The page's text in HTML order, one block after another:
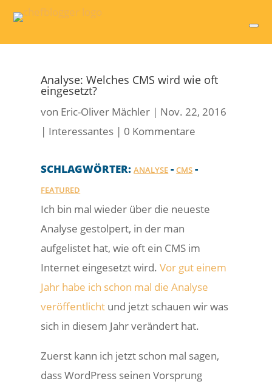
Analyse: Welches CMS wird wie oft
eingesetzt?
von Eric-Oliver Mächler | Nov. 22, 2016
| Interessantes | 0 Kommentare
SCHLAGWÖRTER:ANALYSE -CMS -
FEATURED
Ich bin mal wieder über die neueste
Analyse gestolpert, in der man
aufgelistet hat, wie oft ein CMS im
Internet eingesetzt wird.Vor gut einem
Jahr habe ich schon mal die Analyse
veröffentlicht und jetzt schauen wir was
sich in diesem Jahr verändert hat.
Zuerst kann ich jetzt schon mal sagen,
dass WordPress seinen Vorsprung